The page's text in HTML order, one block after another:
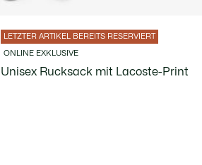
LETZTER ARTIKEL BEREITS RESERVIERT
ONLINE EXKLUSIVE
Unisex Rucksack mit Lacoste-Print